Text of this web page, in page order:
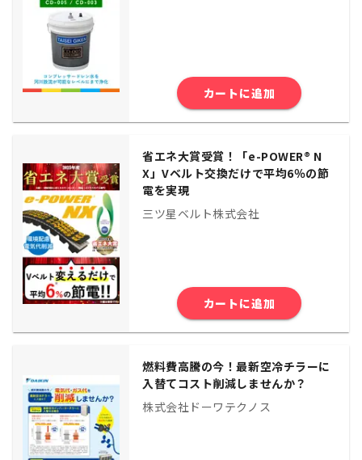
カートに追加
省エネ大賞受賞！「e-POWER® N
X」Vベルト交換だけで平均6％の節
電を実現
三ツ星ベルト株式会社
カートに追加
燃料費高騰の今！最新空冷チラーに
入替てコスト削減しませんか？
株式会社ドーワテクノス